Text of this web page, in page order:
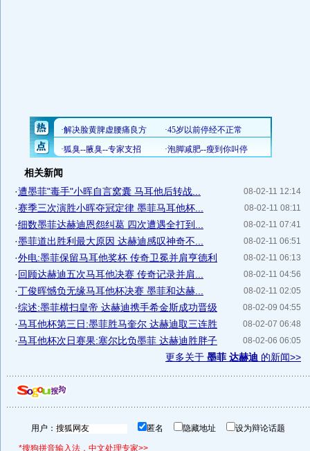
相关新闻
08-02-11 12:14
·遭墨菲"毒手"小晖自言窝囊 马耳他后转战...
08-02-11 08:11
·赛季三次演胜小晖夺冠定律 墨菲马耳他杯...
08-02-11 07:41
·细数墨菲达赫迪恩怨纠葛 四次遭遇全打到...
08-02-11 06:51
·墨菲道出胜利最大原因 达赫迪感叹神奇不...
08-02-11 06:13
·外电:墨菲保留马耳他奖杯 传奇卫冕并肩亨德利
08-02-11 04:56
·回顾达赫迪五次马耳他决赛 传奇记录并肩...
08-02-11 02:05
·丁俊晖憾负无缘马耳他杯决赛 墨菲和达赫...
08-02-09 04:55
·综述:墨菲横扫皇帝 达赫迪携手希金斯成功晋级
08-02-07 06:48
·马耳他杯第三日:墨菲胜马奎尔 达赫迪取三连胜
08-02-06 06:05
·马耳他杯次日赛果:塞尔比负墨菲 达赫迪胜胖子
更多关于 墨菲 达赫迪 的新闻>>
用户： 匿名 隐藏地址 设为辩论话题
*搜狗拼音输入法，中文处理专家>>